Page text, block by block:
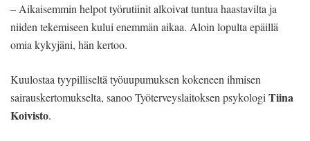
– Aikaisemmin helpot työrutiinit alkoivat tuntua haastavilta ja
niiden tekemiseen kului enemmän aikaa. Aloin lopulta epäillä
omia kykyjäni, hän kertoo.
Kuulostaa tyypilliseltä työuupumuksen kokeneen ihmisen
sairauskertomukselta, sanoo Työterveyslaitoksen psykologi Tiina
Koivisto.